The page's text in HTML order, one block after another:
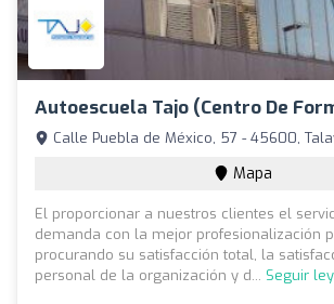
Autoescuela Tajo (Centro De
Calle Puebla de México, 57 - 45600,
Mapa
El proporcionar a nuestros clientes el
demanda con la mejor profesionalización
procurando su satisfacción total, la
personal de la organización y d... Seguir